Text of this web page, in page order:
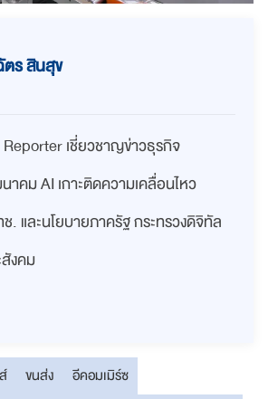
ร สินสุข
เชี่ยวชาญข่าวธุรกิจ
าคม AI เกาะติดความเคลื่อนไหว
. และนโยบายภาครัฐ กระทรวงดิจิทัล
งคม
ขนส่ง
อีคอมเมิร์ซ